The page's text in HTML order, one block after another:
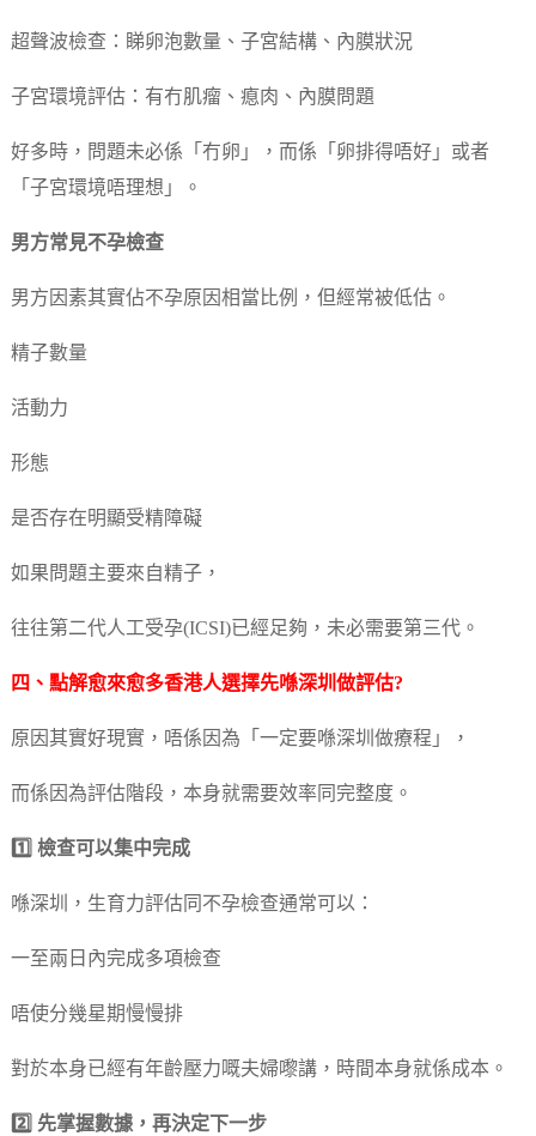
超聲波檢查：睇卵泡數量、子宮結構、內膜狀況
子宮環境評估：有冇肌瘤、瘜肉、內膜問題
好多時，問題未必係「冇卵」，而係「卵排得唔好」或者
「子宮環境唔理想」。
男方常見不孕檢查
男方因素其實佔不孕原因相當比例，但經常被低估。
精子數量
活動力
形態
是否存在明顯受精障礙
如果問題主要來自精子，
往往第二代人工受孕(ICSI)已經足夠，未必需要第三代。
四、點解愈來愈多香港人選擇先喺深圳做評估?
原因其實好現實，唔係因為「一定要喺深圳做療程」，
而係因為評估階段，本身就需要效率同完整度。
1️⃣ 檢查可以集中完成
喺深圳，生育力評估同不孕檢查通常可以：
一至兩日內完成多項檢查
唔使分幾星期慢慢排
對於本身已經有年齡壓力嘅夫婦嚟講，時間本身就係成本。
2️⃣ 先掌握數據，再決定下一步